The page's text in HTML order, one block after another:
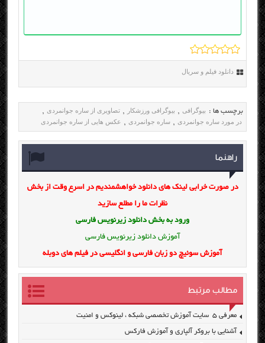
دانلود فیلم و سریال
برچسب ها : بیوگرافی , بیوگرافی ورزشکار , تصاویری از ساره جوانمردی ,
در مورد ساره جوانمردی , ساره جوانمردی , عکس هایی از ساره جوانمردی
راهنما
در صورت خرابی لینک های دانلود خواهشمندیم در اسرع وقت از بخش
نظرات ما را مطلع سازید
ورود به بخش دانلود زیرنویس فارسی
آموزش دانلود زیرنویس فارسی
آموزش سوئیچ دو زبان فارسی و انگلیسی در فیلم های دوبله
مطالب مرتبط
معرفی ۵ سایت آموزش تخصصی شبکه ، لینوکس و امنیت
آشنایی با بروکر آلپاری و آموزش فارکس